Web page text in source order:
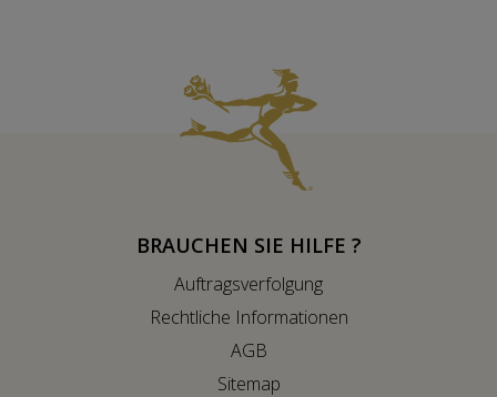
BRAUCHEN SIE HILFE ?
Auftragsverfolgung
Rechtliche Informationen
AGB
Sitemap